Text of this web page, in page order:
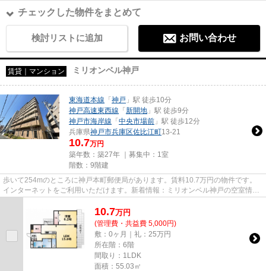
チェックした物件をまとめて
検討リストに追加 お問い合わせ
賃貸｜マンション ミリオンベル神戸
東海道本線 「 神戸 」駅 徒歩10分
神戸高速東西線 「 新開地 」駅 徒歩9分
神戸市海岸線 「 中央市場前 」駅 徒歩12分
兵庫県神戸市兵庫区佐比江町13-21
10.7万円
築年数：築27年 ｜募集中： 1室
階数：9階建
歩いて254mのところに神戸本町郵便局があります。賃料10.7万円の物件です。
インターネットをご利用いただけます。新着情報：ミリオンベル神戸の空室情報
10.7万円
(管理費・共益費 5,000円)
敷：0ヶ月｜礼：25万円
所在階：6階
間取り：1LDK
面積：55.03㎡